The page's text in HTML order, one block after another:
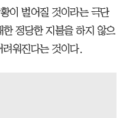
이 벌어질 것이라는 극단
정당한 지불을 하지 않으
워진다는 것이다.